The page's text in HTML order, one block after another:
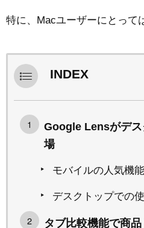
特に、Macユーザーにとって
INDEX
Google Lensがデ
場
モバイルの人気機
デスクトップでの
タブ比較機能で商